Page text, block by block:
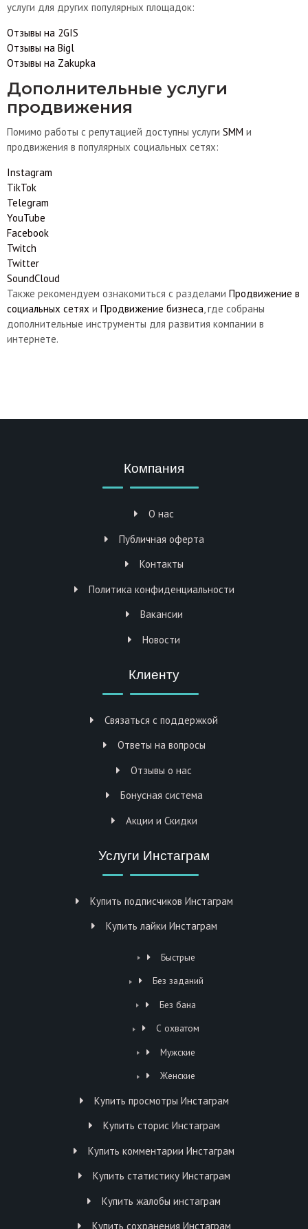
услуги для других популярных площадок:
Отзывы на 2GIS
Отзывы на Bigl
Отзывы на Zakupka
Дополнительные услуги
продвижения
Помимо работы с репутацией доступны услуги SMM и
продвижения в популярных социальных сетях:
Instagram
TikTok
Telegram
YouTube
Facebook
Twitch
Twitter
SoundCloud
Также рекомендуем ознакомиться с разделами Продвижение в
социальных сетях и Продвижение бизнеса, где собраны
дополнительные инструменты для развития компании в
интернете.
Компания
О нас
Публичная оферта
Контакты
Политика конфиденциальности
Вакансии
Новости
Клиенту
Связаться с поддержкой
Ответы на вопросы
Отзывы о нас
Бонусная система
Акции и Скидки
Услуги Инстаграм
Купить подписчиков Инстаграм
Купить лайки Инстаграм
Быстрые
Без заданий
Без бана
С охватом
Мужские
Женские
Купить просмотры Инстаграм
Купить сторис Инстаграм
Купить комментарии Инстаграм
Купить статистику Инстаграм
Купить жалобы инстаграм
Купить сохранения Инстаграм